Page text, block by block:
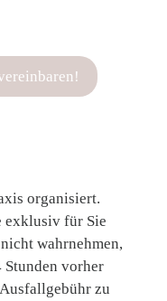
organisiert.
exklusiv für Sie
wahrnehmen,
Stunden vorher
zu